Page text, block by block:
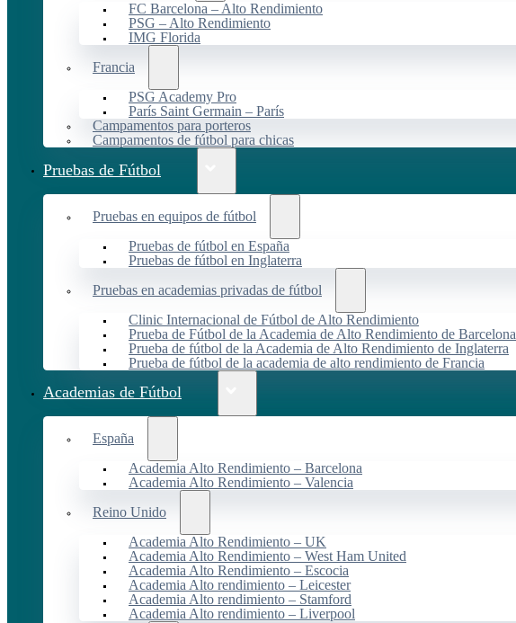
FC Barcelona – Alto Rendimiento
PSG – Alto Rendimiento
IMG Florida
Francia
PSG Academy Pro
París Saint Germain – París
Campamentos para porteros
Campamentos de fútbol para chicas
Pruebas de Fútbol
Pruebas en equipos de fútbol
Pruebas de fútbol en España
Pruebas de fútbol en Inglaterra
Pruebas en academias privadas de fútbol
Clinic Internacional de Fútbol de Alto Rendimiento
Prueba de Fútbol de la Academia de Alto Rendimiento de Barcelona
Prueba de fútbol de la Academia de Alto Rendimiento de Inglaterra
Prueba de fútbol de la academia de alto rendimiento de Francia
Academias de Fútbol
España
Academia Alto Rendimiento – Barcelona
Academia Alto Rendimiento – Valencia
Reino Unido
Academia Alto Rendimiento – UK
Academia Alto Rendimiento – West Ham United
Academia Alto Rendimiento – Escocia
Academia Alto rendimiento – Leicester
Academia Alto rendimiento – Stamford
Academia Alto rendimiento – Liverpool